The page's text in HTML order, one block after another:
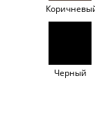
Черный